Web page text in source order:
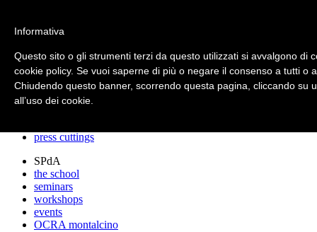
archos
the studio
projects
press cuttings
SPdA
the school
seminars
workshops
events
OCRA montalcino
Informativa
Questo sito o gli strumenti terzi da questo utilizzati si avvalgono di
cookie policy. Se vuoi saperne di più o negare il consenso a tutti o
Chiudendo questo banner, scorrendo questa pagina, cliccando
all’uso dei cookie.